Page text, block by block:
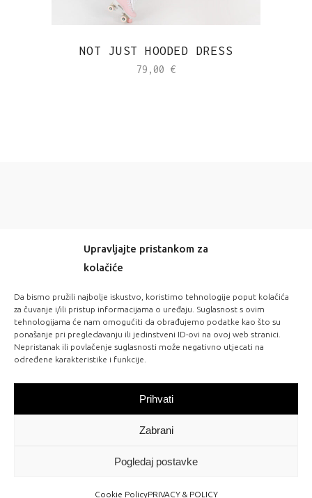
Upravljajte pristankom za
kolačiće
Da bismo pružili najbolje iskustvo, koristimo tehnologije poput kolačića
za čuvanje i/ili pristup informacijama o uređaju. Suglasnost s ovim
tehnologijama će nam omogućiti da obrađujemo podatke kao što su
ponašanje pri pregledavanju ili jedinstveni ID-ovi na ovoj web stranici.
Nepristanak ili povlačenje suglasnosti može negativno utjecati na
određene karakteristike i funkcije.
Prihvati
Zabrani
Pogledaj postavke
Cookie PolicyPRIVACY & POLICY
NOT JUST HOODED DRESS
79,00 €
FOLLOW US:
NEW IN STORES
Check out our latest arrivals!